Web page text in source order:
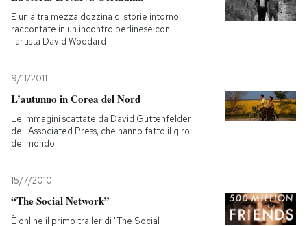
E un'altra mezza dozzina di storie intorno,
raccontate in un incontro berlinese con
l'artista David Woodard
9/11/2011
L’autunno in Corea del Nord
Le immagini scattate da David Guttenfelder
dell'Associated Press, che hanno fatto il giro
del mondo
15/7/2010
“The Social Network”
È online il primo trailer di "The Social